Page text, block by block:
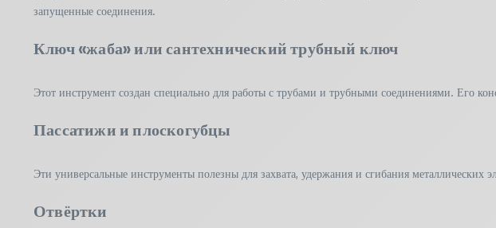
запущенные соединения.
Ключ «жаба» или сантехнический трубный ключ
Этот инструмент создан специально для работы с трубами и трубными соединениями. Его
Пассатижи и плоскогубцы
Эти универсальные инструменты полезны для захвата, удержания и сгибания
Отвёртки